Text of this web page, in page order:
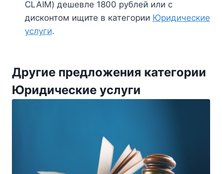
CLAIM) дешевле 1800 рублей или с
дисконтом ищите в категории Юридические
услуги.
Другие предложения категории
Юридические услуги